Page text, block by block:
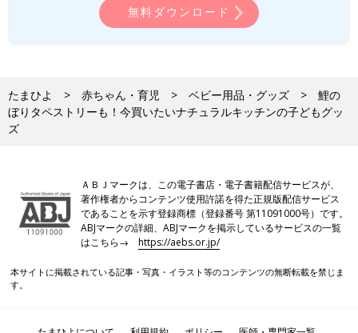
無料ダウンロード
たまひよ 赤ちゃん・育児 ベビー用品・グッズ
鯉の
ぼりタペストリーも！今買いたいナチュラルキッチンの子どもグッ
ズ
ＡＢＪマークは、この電子書店・電子書籍配信サービスが、
著作権者からコンテンツ使用許諾を得た正規版配信サービス
であることを示す登録商標（登録番号 第11091000号）です。
ABJマークの詳細、ABJマークを掲示しているサービスの一覧
はこちら→https://aebs.or.jp/
本サイトに掲載されている記事・写真・イラスト等のコンテンツの無断転載を禁じま
す。